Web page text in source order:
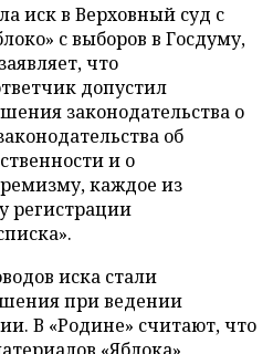
иск в Верховный суд с
с выборов в Госдуму,
что
допустил
законодательства о
об
и о
каждое из
регистрации
иска стали
при ведении
В «Родине» считают, что